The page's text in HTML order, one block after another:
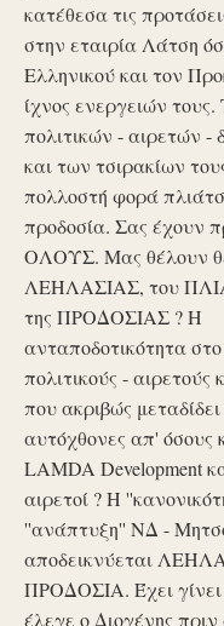
κατέθεσα τις
στην εταιρία Λάτση
Ελληνικού και τον
ίχνος ενεργειών τους.
πολιτικών - αιρετών -
και των τσιρακίων
πολλοστή φορά
προδοσία. Σας έχουν
ΟΛΟΥΣ. Μας θέλουν
ΛΕΗΛΑΣΙΑΣ, του
της ΠΡΟΔΟΣΙΑΣ ? Η
ανταποδοτικότητα
πολιτικούς - αιρετούς
που ακριβώς μεταδίδει
αυτόχθονες απ' όσους
LAMDA Development
αιρετοί ? Η
''ανάπτυξη'' ΝΔ -
αποδεικνύεται
ΠΡΟΔΟΣΙΑ. Έχει γίνει
έλεγε ο Διογένης πριν